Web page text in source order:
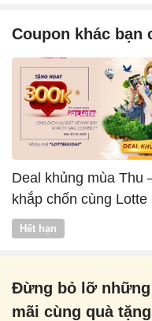
Coupon khác bạn
Deal khủng mùa Thu
khắp chốn cùng Lotte
Vntrip
Hết hạn
Đừng bỏ lỡ
mãi cùng quà